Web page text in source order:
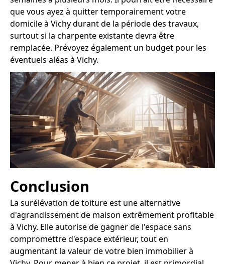
que vous ayez à quitter temporairement votre
domicile à Vichy durant de la période des travaux,
surtout si la charpente existante devra être
remplacée. Prévoyez également un budget pour les
éventuels aléas à Vichy.
Conclusion
La surélévation de toiture est une alternative
d'agrandissement de maison extrêmement profitable
à Vichy. Elle autorise de gagner de l'espace sans
compromettre d'espace extérieur, tout en
augmentant la valeur de votre bien immobilier à